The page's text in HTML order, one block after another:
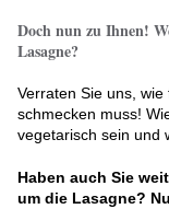
Doch nun zu Ihnen!
Lasagne?
Verraten Sie uns,
schmecken muss!
vegetarisch sein und
Haben auch Sie
um die Lasagne?